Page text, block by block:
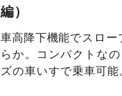
編）
車高降下機能でスロー
らか。コンパクトな
ズの車いすで乗車可能